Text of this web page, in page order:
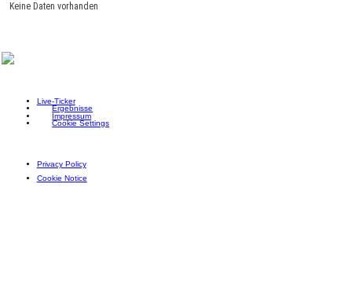
Keine Daten vorhanden
Live-Ticker
Ergebnisse
Impressum
Cookie Settings
Privacy Policy
Cookie Notice